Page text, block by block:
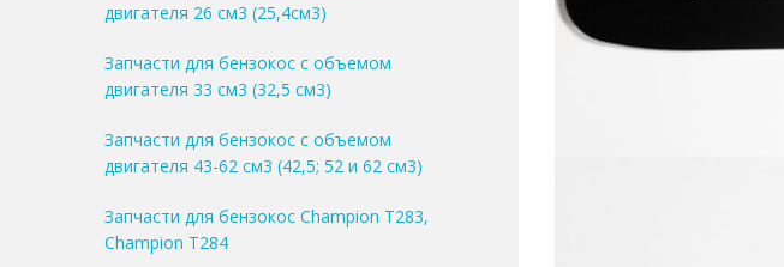
двигателя 26 см3 (25,4см3)
Запчасти для бензокос с объемом
двигателя 33 см3 (32,5 см3)
Запчасти для бензокос с объемом
двигателя 43-62 см3 (42,5; 52 и 62 см3)
Запчасти для бензокос Champion T283,
Champion T284